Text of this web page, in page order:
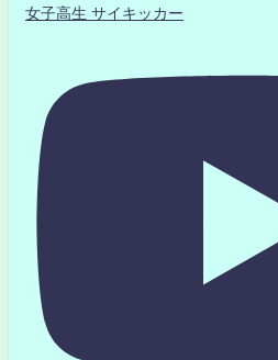
女子高生 サイキッカー